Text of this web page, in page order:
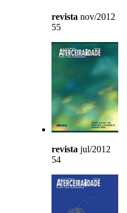
revista nov/2012
55
revista jul/2012
54